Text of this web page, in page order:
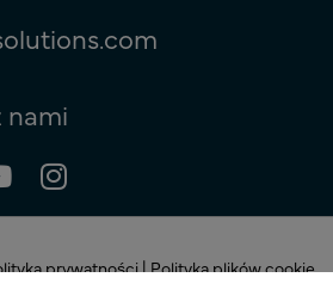
nami
prywatności|Polityka plików cookie